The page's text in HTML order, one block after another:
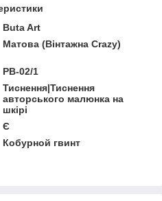
Buta Art
Матова (Вінтажна Crazy)
PB-02/1
Тиснення|Тиснення
авторського малюнка на
шкірі
Є
Кобурной гвинт